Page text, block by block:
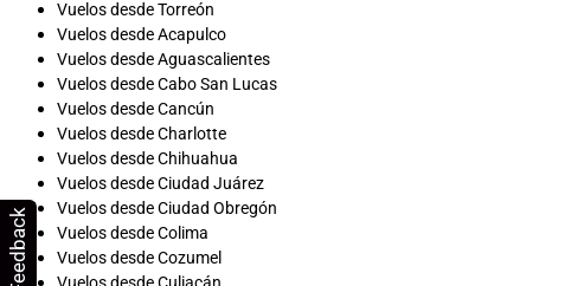
Vuelos desde Torreón
Vuelos desde Acapulco
Vuelos desde Aguascalientes
Vuelos desde Cabo San Lucas
Vuelos desde Cancún
Vuelos desde Charlotte
Vuelos desde Chihuahua
Vuelos desde Ciudad Juárez
Vuelos desde Ciudad Obregón
Vuelos desde Colima
Vuelos desde Cozumel
Feedback